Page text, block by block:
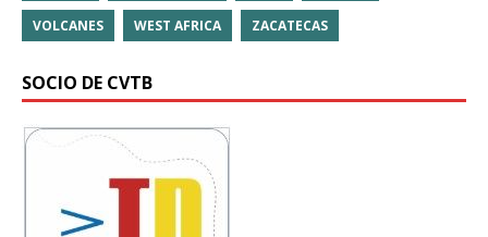
VOLCANES WEST AFRICA ZACATECAS
SOCIO DE CVTB